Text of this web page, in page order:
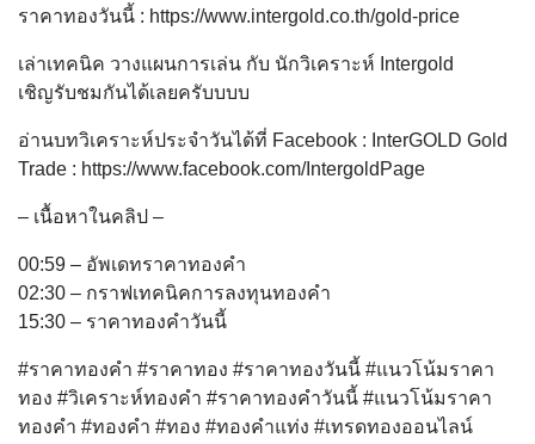
ราคาทองวันนี้ : https://www.intergold.co.th/gold-price
เล่าเทคนิค วางแผนการเล่น กับ นักวิเคราะห์ Intergold
เชิญรับชมกันได้เลยครับบบบ
อ่านบทวิเคราะห์ประจำวันได้ที่ Facebook : InterGOLD Gold
Trade : https://www.facebook.com/IntergoldPage
– เนื้อหาในคลิป –
00:59​​ – อัพเดทราคาทองคำ
02:30 – กราฟเทคนิคการลงทุนทองคำ
15:30 – ราคาทองคำวันนี้
#ราคาทองคำ​​ #ราคาทอง​​ #ราคาทองวันนี้​​ #แนวโน้มราคา
ทอง​​ #วิเคราะห์ทองคำ​​ #ราคาทองคำวันนี้​​ #แนวโน้มราคา
ทองคำ #ทองคำ #ทอง #ทองคำแท่ง #เทรดทองออนไลน์